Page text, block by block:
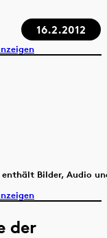
16.2.2012
enthält Bilder, Audio
der